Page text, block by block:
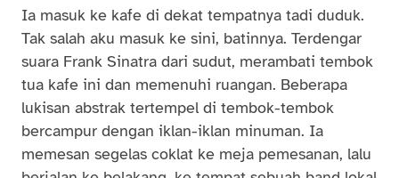
Ia masuk ke kafe di dekat tempatnya tadi duduk.
Tak salah aku masuk ke sini, batinnya. Terdengar
suara Frank Sinatra dari sudut, merambati tembok
tua kafe ini dan memenuhi ruangan. Beberapa
lukisan abstrak tertempel di tembok-tembok
bercampur dengan iklan-iklan minuman. Ia
memesan segelas coklat ke meja pemesanan, lalu